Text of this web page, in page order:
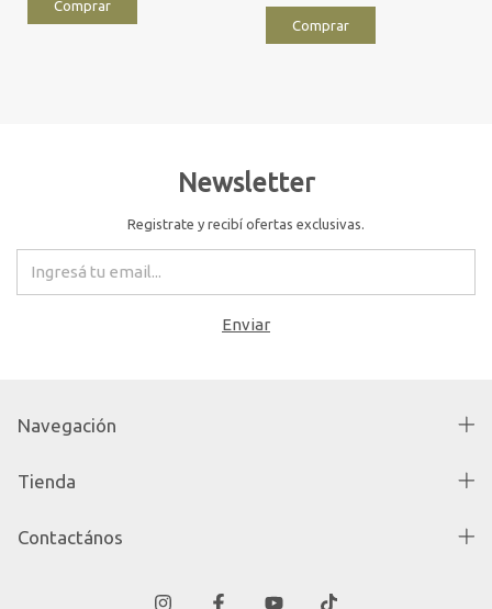
Comprar
Newsletter
Registrate y recibí ofertas exclusivas.
Navegación
Tienda
Contactános